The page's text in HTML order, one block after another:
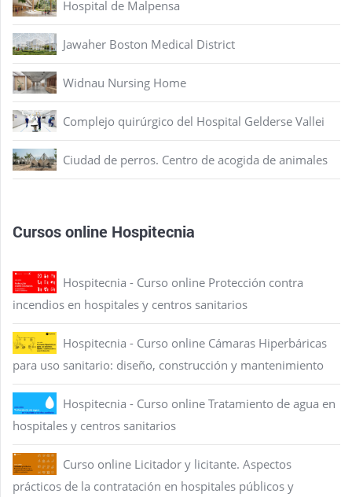
Hospital de Malpensa
Jawaher Boston Medical District
Widnau Nursing Home
Complejo quirúrgico del Hospital Gelderse Vallei
Ciudad de perros. Centro de acogida de animales
Cursos online Hospitecnia
Hospitecnia - Curso online Protección contra
incendios en hospitales y centros sanitarios
Hospitecnia - Curso online Cámaras Hiperbáricas
para uso sanitario: diseño, construcción y mantenimiento
Hospitecnia - Curso online Tratamiento de agua en
hospitales y centros sanitarios
Curso online Licitador y licitante. Aspectos
prácticos de la contratación en hospitales públicos y